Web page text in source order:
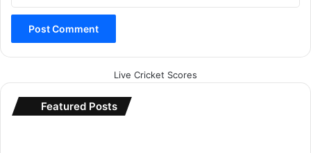
Live Cricket Scores
Featured Posts